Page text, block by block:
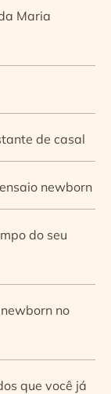
Maria
de casal
newborn
do seu
no
que você já